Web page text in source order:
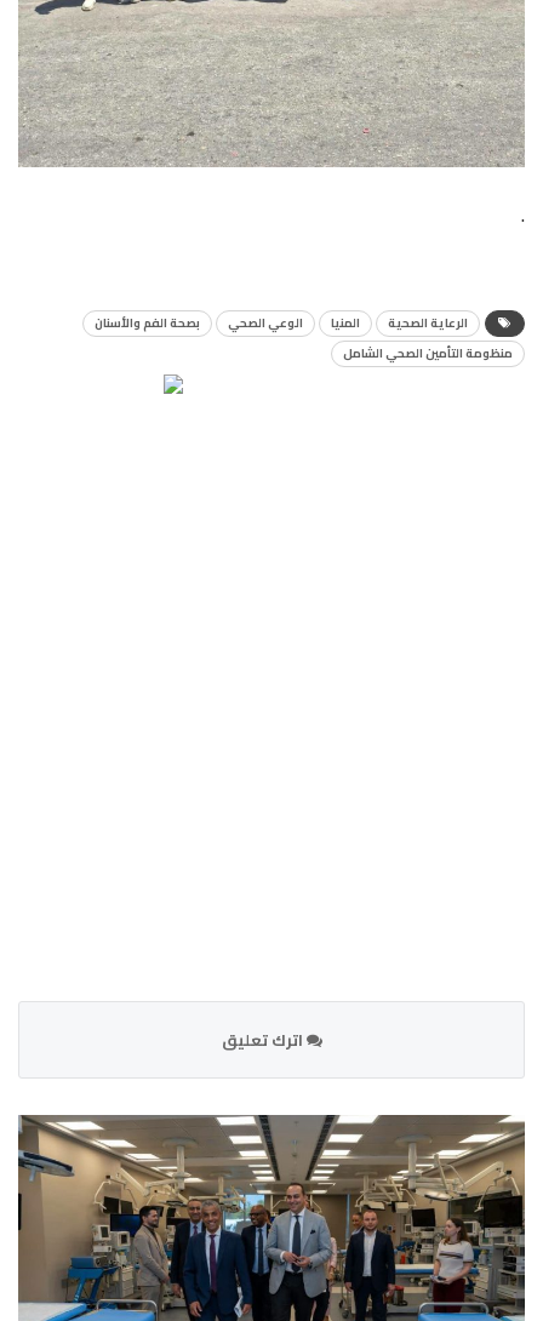
.
الرعاية الصحية المنيا الوعي الصحي
بصحة الفم والأسنان
منظومة التأمين الصحي الشامل
اترك تعليق